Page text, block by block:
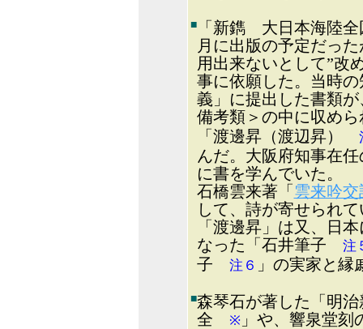
■「新鐫 大日本海陸全
月に出版の予定だっ
用出来ないとして”改
事に依願した。当時
義」に提出した書類
備考類＞の中に収め
「渡邊昇（渡辺昇）
んだ。大阪府知事在
に書を学んでいた。
石橋雲来著「 雲来吟
して、詩が寄せられ
「渡邊昇」は又、日
なった「石井筆子
注
子 注６ 」の実家と縁
■森琴石が著した「明
全
※」や、響泉堂